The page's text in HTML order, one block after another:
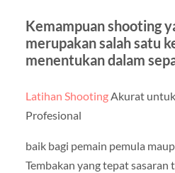
Kemampuan shooting
merupakan salah satu
menentukan dalam
Latihan ShootingAkurat untuk
Profesional
baik bagi pemain pemula
Tembakan yang tepat sasaran